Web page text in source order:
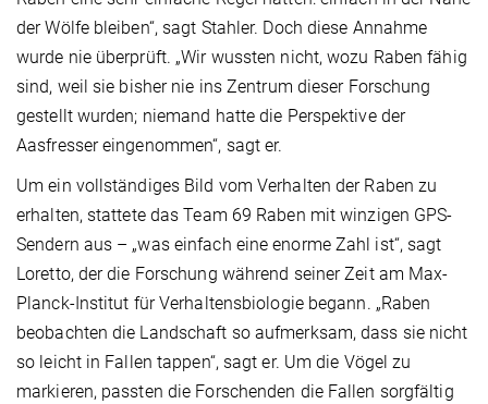
der Wölfe bleiben“, sagt Stahler. Doch diese Annahme
wurde nie überprüft. „Wir wussten nicht, wozu Raben fähig
sind, weil sie bisher nie ins Zentrum dieser Forschung
gestellt wurden; niemand hatte die Perspektive der
Aasfresser eingenommen“, sagt er.
Um ein vollständiges Bild vom Verhalten der Raben zu
erhalten, stattete das Team 69 Raben mit winzigen GPS-
Sendern aus – „was einfach eine enorme Zahl ist“, sagt
Loretto, der die Forschung während seiner Zeit am Max-
Planck-Institut für Verhaltensbiologie begann. „Raben
beobachten die Landschaft so aufmerksam, dass sie nicht
so leicht in Fallen tappen“, sagt er. Um die Vögel zu
markieren, passten die Forschenden die Fallen sorgfältig